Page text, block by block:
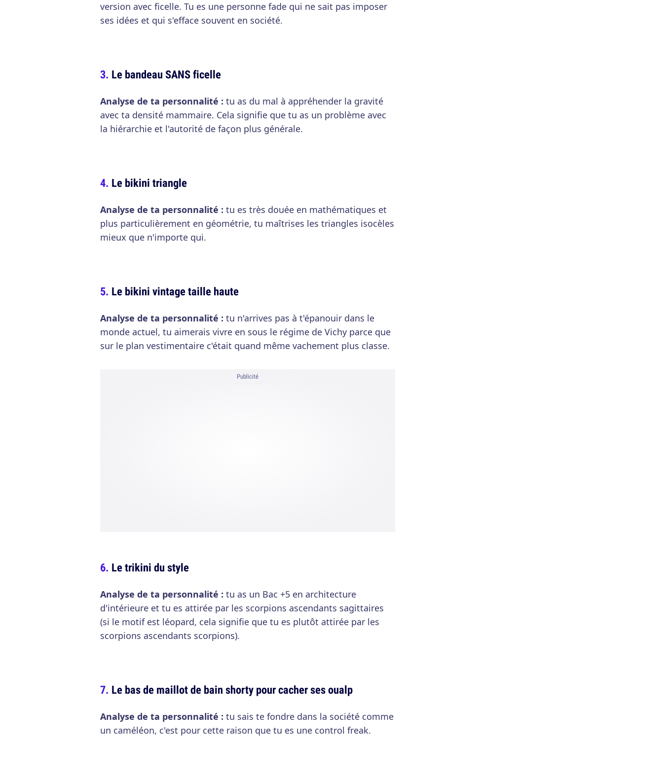
version avec ficelle. Tu es une personne fade qui ne sait pas imposer
ses idées et qui s'efface souvent en société.
Le bandeau SANS ficelle
Analyse de ta personnalité : tu as du mal à appréhender la gravité
avec ta densité mammaire. Cela signifie que tu as un problème avec
la hiérarchie et l'autorité de façon plus générale.
Le bikini triangle
Analyse de ta personnalité : tu es très douée en mathématiques et
plus particulièrement en géométrie, tu maîtrises les triangles isocèles
mieux que n'importe qui.
Le bikini vintage taille haute
Analyse de ta personnalité : tu n'arrives pas à t'épanouir dans le
monde actuel, tu aimerais vivre en sous le régime de Vichy parce que
sur le plan vestimentaire c'était quand même vachement plus classe.
Publicité
Le trikini du style
Analyse de ta personnalité : tu as un Bac +5 en architecture
d'intérieure et tu es attirée par les scorpions ascendants sagittaires
(si le motif est léopard, cela signifie que tu es plutôt attirée par les
scorpions ascendants scorpions).
Le bas de maillot de bain shorty pour cacher ses oualp
Analyse de ta personnalité : tu sais te fondre dans la société comme
un caméléon, c'est pour cette raison que tu es une control freak.